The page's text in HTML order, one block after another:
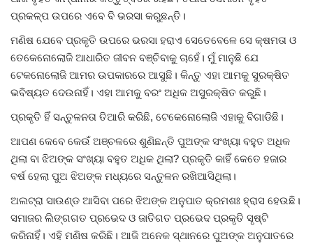
ପ୍ରକଳ୍ପ ଉପରେ ଏବେ ବି ଭରସା କରୁଛନ୍ତି।
ମଣିଷ ଯେବେ ପ୍ରକୃତି ଉପରେ ଭରସା ହରାଏ ସେତେବେଳେ ସେ କ୍ଷମତା ଓ
ତେକେନୋଲୋଜି ଆଧାରିତ ଜୀବନ ବଞ୍ଚିବାକୁ ଚାହେଁ। ମୁଁ ମାନୁଛି ଯେ
ଟେକନୋଲୋଜି ଆମର ଉପକାରରେ ଆସୁଛି। କିନ୍ତୁ ଏହା ଆମକୁ ସୁରକ୍ଷିତ
ଭବିଷ୍ୟତ ଦେଉନାହିଁ। ଏହା ଆମକୁ ବରଂ ଅଧିକ ଅସୁରକ୍ଷିତ କରୁଛି।
ପ୍ରକୃତି ହିଁ ସନ୍ତୁଳନତା ତିଆରି କରିଛି, ଟେକେନୋଲୋଜି ଏହାକୁ ବିଗାଡିଛି।
ଆପଣ କେବେ କେଉଁ ଅଞ୍ଚଳରେ ଶୁଣିଛନ୍ତି ପୁଅଙ୍କ ସଂଖ୍ୟା ବହୁତ ଅଧିକ
ଥିଲା ବା ଝିଅଙ୍କ ସଂଖ୍ୟା ବହୁତ ଅଧିକ ଥିଲା? ପ୍ରକୃତି କାହିଁ କେତେ ହଜାର
ବର୍ଷ ହେଲା ପୁଅ ଝିଅଙ୍କ ମଧ୍ୟରେ ସନ୍ତୁଳନ ରଖିଆସିଥିଲା।
ଅଲଟ୍ରା ସାଉଣ୍ଡ ଆସିବା ପରେ ଝିଅଙ୍କ ଅନୁପାତ କ୍ରମଶଃ ହ୍ରାସ ହେଉଛି।
ସମାଜର ଲିଙ୍ଗଗତ ପ୍ରଭେଦ ଓ ଜାତିଗତ ପ୍ରଭେଦ ପ୍ରକୃତି ସୃଷ୍ଟି
କରିନାହିଁ। ଏହି ମଣିଷ କରିଛି। ଆଜି ଅନେକ ସ୍ଥାନରେ ପୁଅଙ୍କ ଅନୁପାତରେ